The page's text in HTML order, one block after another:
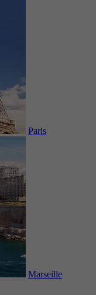
Paris
Marseille